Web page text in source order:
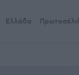
Ελλάδα